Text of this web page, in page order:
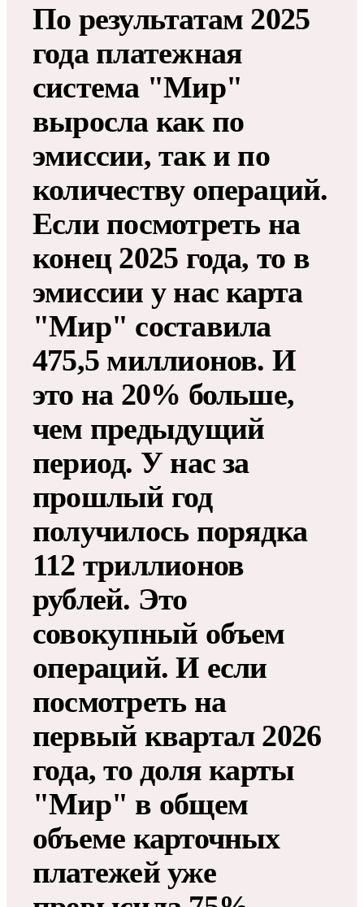
По результатам 2025
года платежная
система "Мир"
выросла как по
эмиссии, так и по
количеству операций.
Если посмотреть на
конец 2025 года, то в
эмиссии у нас карта
"Мир" составила
475,5 миллионов. И
это на 20% больше,
чем предыдущий
период. У нас за
прошлый год
получилось порядка
112 триллионов
рублей. Это
совокупный объем
операций. И если
посмотреть на
первый квартал 2026
года, то доля карты
"Мир" в общем
объеме карточных
платежей уже